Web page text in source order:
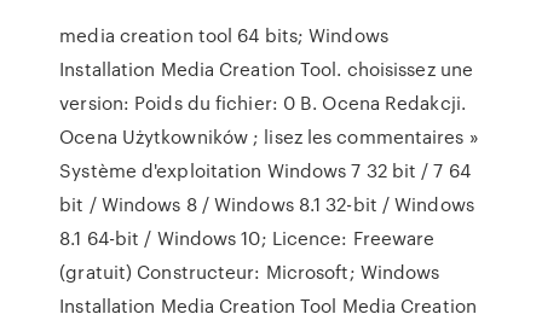
media creation tool 64 bits; Windows
Installation Media Creation Tool. choisissez une
version: Poids du fichier: 0 B. Ocena Redakcji.
Ocena Użytkowników ; lisez les commentaires »
Système d'exploitation Windows 7 32 bit / 7 64
bit / Windows 8 / Windows 8.1 32-bit / Windows
8.1 64-bit / Windows 10; Licence: Freeware
(gratuit) Constructeur: Microsoft; Windows
Installation Media Creation Tool Media Creation